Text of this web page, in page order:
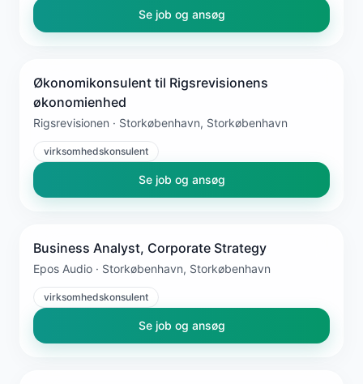
Se job og ansøg
Økonomikonsulent til Rigsrevisionens
økonomienhed
Rigsrevisionen · Storkøbenhavn, Storkøbenhavn
virksomhedskonsulent
Se job og ansøg
Business Analyst, Corporate Strategy
Epos Audio · Storkøbenhavn, Storkøbenhavn
virksomhedskonsulent
Se job og ansøg